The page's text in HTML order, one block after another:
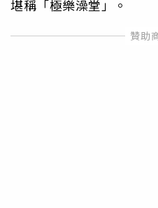
堪稱「極樂澡堂」。